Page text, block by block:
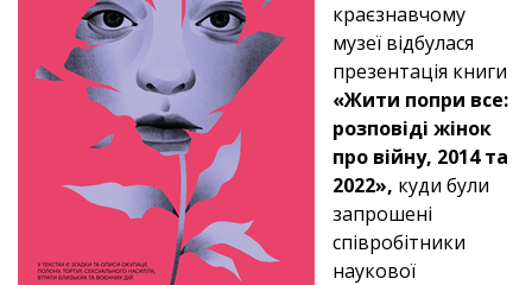
краєзнавчому
музеї відбулася
презентація книги
«Жити попри все:
розповіді жінок
про війну, 2014 та
2022», куди були
запрошені
співробітники
наукової